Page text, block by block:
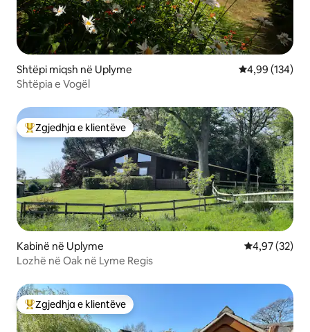
Shtëpi miqsh në Uplyme Vlerësimi
4,99 (134)
Shtëpia e Vogël
Më të mirat e zgjedhjeve të klientëve
Zgjedhja e klientëve
Kabinë në Uplyme Vlerësimi
4,97 (32)
Lozhë në Oak në Lyme Regis
Më të mirat e zgjedhjeve të klientëve
Zgjedhja e klientëve